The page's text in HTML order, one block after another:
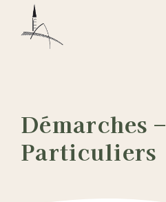
Démarches –
Particuliers